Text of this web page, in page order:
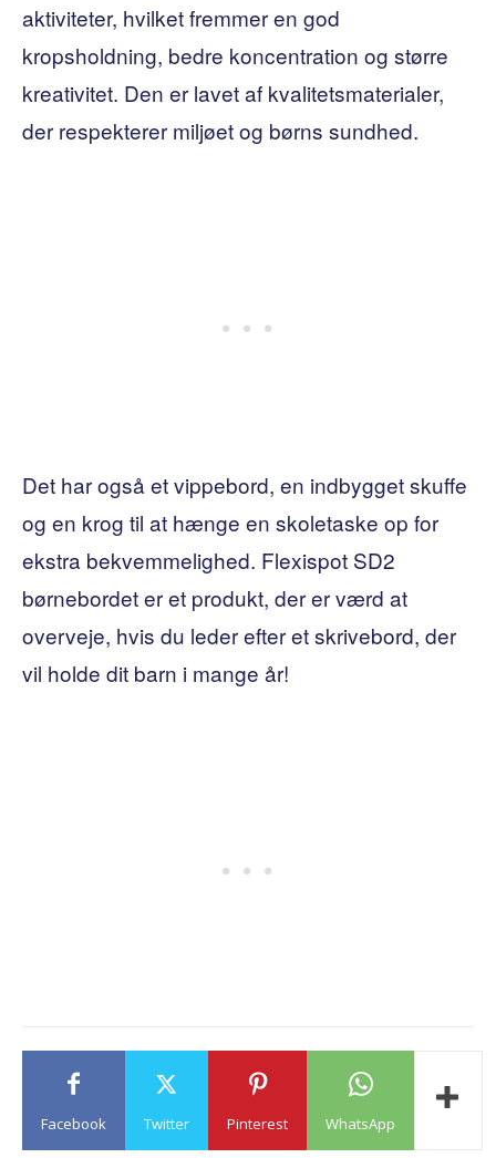
aktiviteter, hvilket fremmer en god
kropsholdning, bedre koncentration og større
kreativitet. Den er lavet af kvalitetsmaterialer,
der respekterer miljøet og børns sundhed.
Det har også et vippebord, en indbygget skuffe
og en krog til at hænge en skoletaske op for
ekstra bekvemmelighed. Flexispot SD2
børnebordet er et produkt, der er værd at
overveje, hvis du leder efter et skrivebord, der
vil holde dit barn i mange år!
Facebook Twitter Pinterest WhatsApp